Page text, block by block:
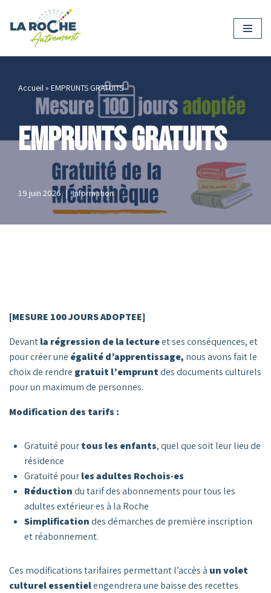
Aller
Accueil» EMPRUNTS GRATUITS
EMPRUNTS GRATUITS
19 juin 2026 Information
[MESURE 100 JOURS ADOPTEE]
Devantla régression de la lectureet ses conséquences, et
pour créer une égalité d’apprentissage, nous avons fait le
choix de rendre gratuit l’empruntdes documents culturels
pour un maximum de personnes.
Modification des tarifs :
Gratuité pourtous les enfants, quel que soit leur lieu de
résidence
Gratuité pourles adultes Rochois·es
Réductiondu tarif des abonnements pour tous les
adultes extérieur·es à la Roche
Simplificationdes démarches de première inscription
et réabonnement.
Ces modifications tarifaires permettant l’accès à un volet
culturel essentielengendrera une baisse des recettes